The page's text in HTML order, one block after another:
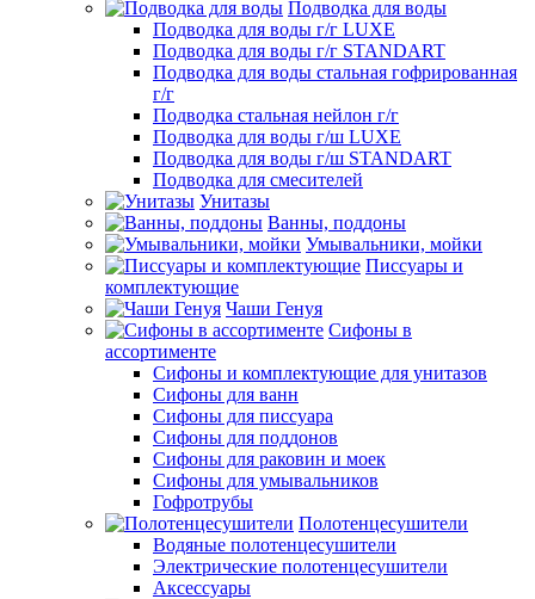
Подводка для воды
Подводка для воды г/г LUXE
Подводка для воды г/г STANDART
Подводка для воды стальная гофрированная
г/г
Подводка стальная нейлон г/г
Подводка для воды г/ш LUXE
Подводка для воды г/ш STANDART
Подводка для смесителей
Унитазы
Ванны, поддоны
Умывальники, мойки
Писсуары и
комплектующие
Чаши Генуя
Сифоны в
ассортименте
Сифоны и комплектующие для унитазов
Сифоны для ванн
Сифоны для писсуара
Сифоны для поддонов
Сифоны для раковин и моек
Сифоны для умывальников
Гофротрубы
Полотенцесушители
Водяные полотенцесушители
Электрические полотенцесушители
Аксессуары